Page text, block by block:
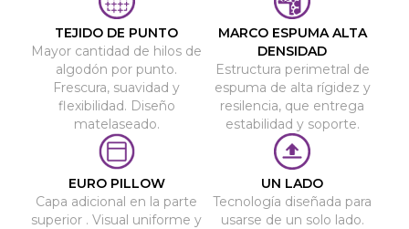
TEJIDO DE PUNTO
Mayor cantidad de hilos de
algodón por punto.
Frescura, suavidad y
flexibilidad. Diseño
matelaseado.
MARCO ESPUMA ALTA
DENSIDAD
Estructura perimetral de
espuma de alta rígidez y
resilencia, que entrega
estabilidad y soporte.
EURO PILLOW
Capa adicional en la parte
superior . Visual uniforme y
UN LADO
Tecnología diseñada para
usarse de un solo lado.